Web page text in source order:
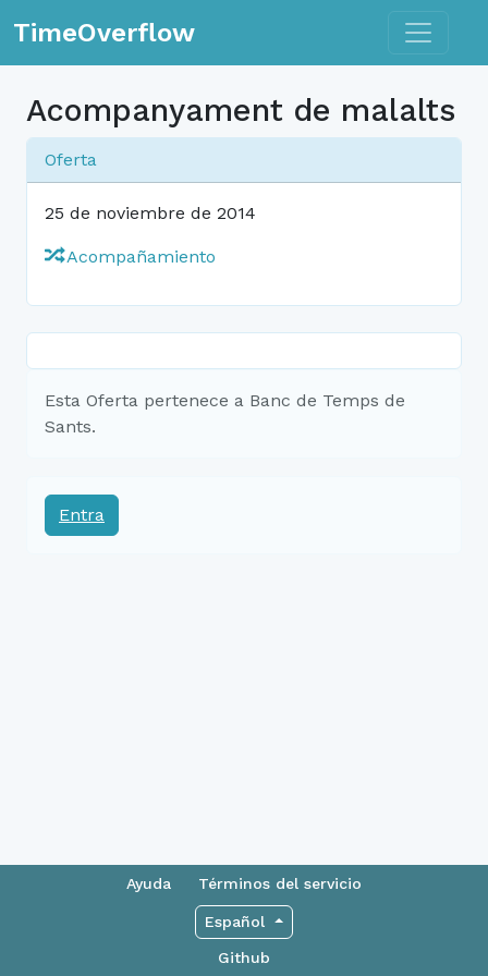
TimeOverflow Toggle
Acompanyament de malalts
Oferta
25 de noviembre de 2014
Acompañamiento
Esta Oferta pertenece a Banc de Temps de
Sants.
Entra
Ayuda Términos del servicio
Español
Github